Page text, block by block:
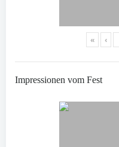
« ‹
Impressionen vom Fest